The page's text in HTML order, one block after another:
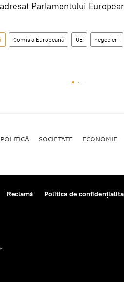
Parlamentului
Comisia Europeană UE negocieri
POLITICĂ SOCIETATE ECONOMIE
Reclamă Politica de